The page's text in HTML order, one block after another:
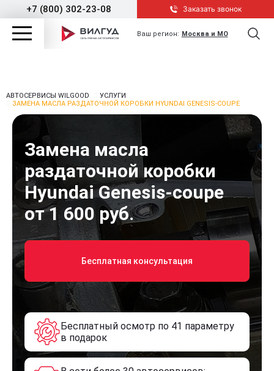
+7 (800) 302-23-08 Заказать звонок
Ваш регион: Москва и МО
АВТОСЕРВИСЫ WILGOOD
УСЛУГИ
ЗАМЕНА МАСЛА РАЗДАТОЧНОЙ КОРОБКИ HYUNDAI GENESIS-COUPE
Замена масла
раздаточной коробки
Hyundai Genesis-coupe
от 1 600 руб.
Бесплатная консультация
Бесплатный осмотр по 41 параметру
в подарок